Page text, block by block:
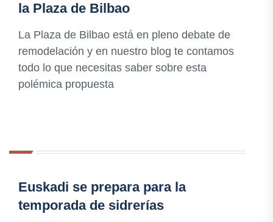
la Plaza de Bilbao
La Plaza de Bilbao está en pleno debate de
remodelación y en nuestro blog te contamos
todo lo que necesitas saber sobre esta
polémica propuesta
Euskadi se prepara para la
temporada de sidrerías